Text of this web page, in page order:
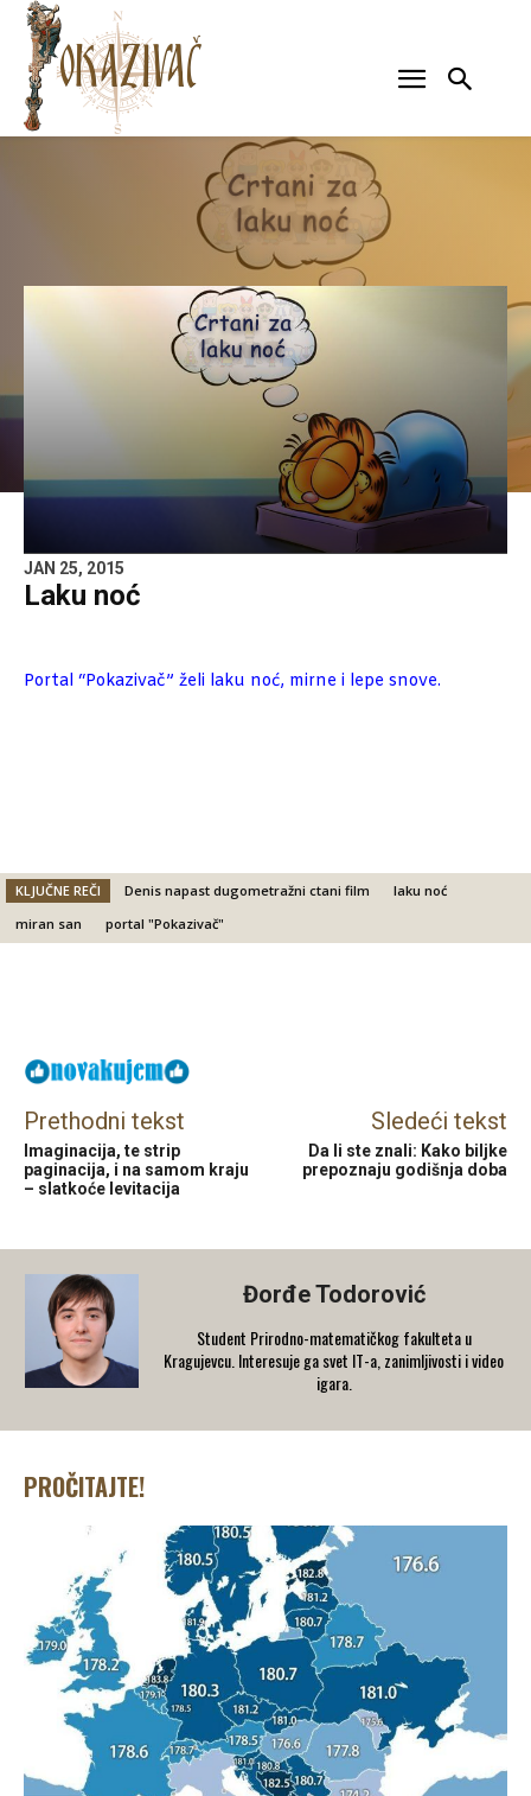
JAN 25, 2015
Laku noć
Portal “Pokazivač” želi laku noć, mirne i lepe snove.
KLJUČNE REČI Denis napast dugometražni ctani film
laku noć
miran san
portal "Pokazivač"
Prethodni tekst
Imaginacija, te strip
paginacija, i na samom kraju
– slatkoće levitacija
Sledeći tekst
Da li ste znali: Kako biljke
prepoznaju godišnja doba
Đorđe Todorović
Student Prirodno-matematičkog fakulteta u
Kragujevcu. Interesuje ga svet IT-a, zanimljivosti i video
igara.
PROČITAJTE!